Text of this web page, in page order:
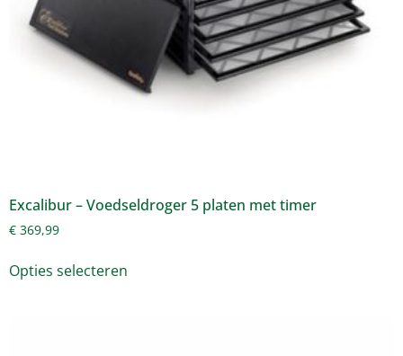
Excalibur – Voedseldroger 5 platen met timer
€ 369,99
Opties selecteren